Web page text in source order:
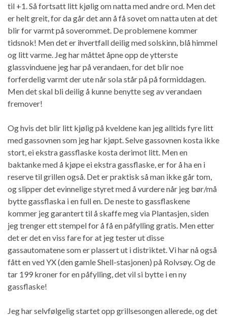
til +1. Så fortsatt litt kjølig om natta med andre ord. Men det
er helt greit, for da går det ann å få sovet om natta uten at det
blir for varmt på soverommet. De problemene kommer
tidsnok! Men det er ihvertfall deilig med solskinn, blå himmel
og litt varme. Jeg har måttet åpne opp de ytterste
glassvinduene jeg har på verandaen, for det blir noe
forferdelig varmt der ute når sola står på på formiddagen.
Men det skal bli deilig å kunne benytte seg av verandaen
fremover!
Og hvis det blir litt kjølig på kveldene kan jeg alltids fyre litt
med gassovnen som jeg har kjøpt. Selve gassovnen kosta ikke
stort, ei ekstra gassflaske kosta derimot litt. Men en
baktanke med å kjøpe ei ekstra gassflaske, er for å ha en i
reserve til grillen også. Det er praktisk så man ikke går tom,
og slipper det evinnelige styret med å vurdere når jeg bør/må
bytte gassflaska i en full en. De neste to gassflaskene
kommer jeg garantert til å skaffe meg via Plantasjen, siden
jeg trenger ett stempel for å få en påfylling gratis. Men etter
det er det en viss fare for at jeg tester ut disse
gassautomatene som er plassert ut i distriktet. Vi har nå også
fått en ved YX (den gamle Shell-stasjonen) på Rolvsøy. Og de
tar 199 kroner for en påfylling, det vil si bytte i en ny
gassflaske!
Jeg har selvfølgelig startet opp grillsesongen allerede, og det